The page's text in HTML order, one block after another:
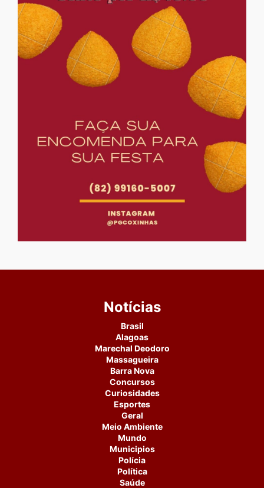
Notícias
Brasil
Alagoas
Marechal Deodoro
Massagueira
Barra Nova
Concursos
Curiosidades
Esportes
Geral
Meio Ambiente
Mundo
Municipios
Polícia
Política
Saúde